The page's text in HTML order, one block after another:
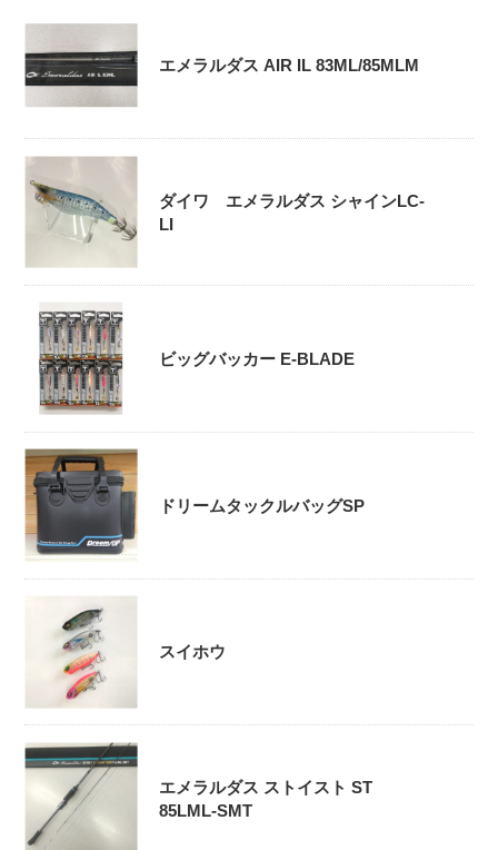
エメラルダス AIR IL 83ML/85MLM
ダイワ エメラルダス シャインLC-
LI
ビッグバッカー E-BLADE
ドリームタックルバッグSP
スイホウ
エメラルダス ストイスト ST
85LML-SMT